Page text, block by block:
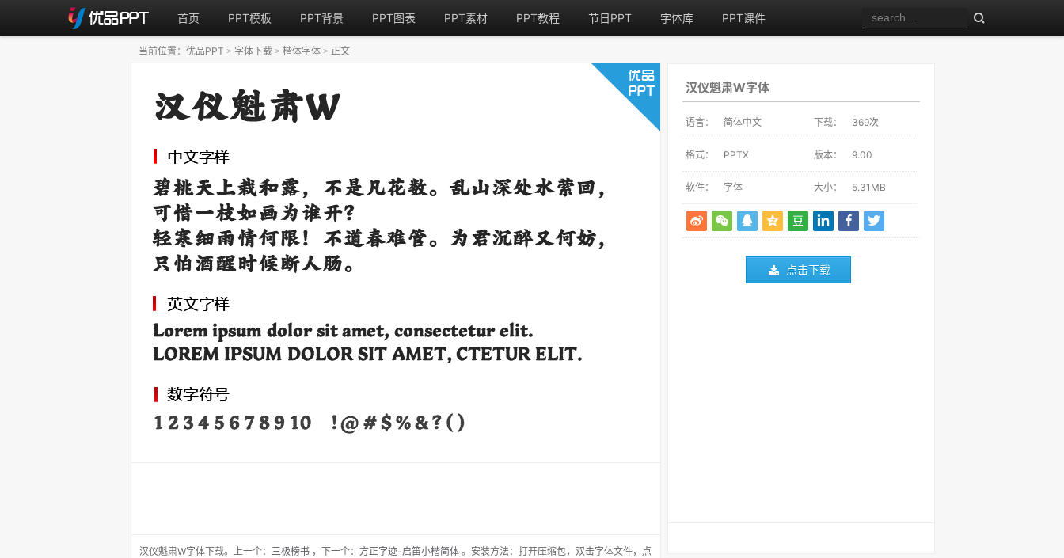
首页 PPT模板 PPT背景 PPT图表 PPT素材 PPT教程 节日PPT 字体库 PPT课件
汉仪魁肃W字体
语言： 简体中文 下载： 369次
格式： PPTX 版本： 9.00
软件： 字体 大小： 5.31MB
点击下载
汉仪魁肃W字体下载。 上一个： 三极榜书 ， 下一个： 方正字迹-启笛小楷简体 。安装方法：打开压缩包，双击字体文件，点
当前位置： 优品PPT > 字体下载 > 楷体字体 > 正文